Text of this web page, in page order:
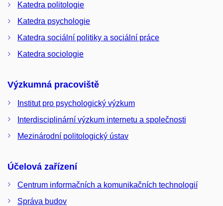
Katedra politologie
Katedra psychologie
Katedra sociální politiky a sociální práce
Katedra sociologie
Výzkumná pracoviště
Institut pro psychologický výzkum
Interdisciplinární výzkum internetu a společnosti
Mezinárodní politologický ústav
Účelová zařízení
Centrum informačních a komunikačních technologií
Správa budov